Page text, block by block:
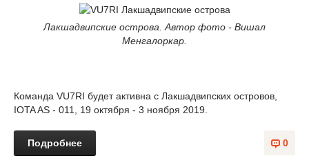
Лакшадвипские острова. Автор фото - Вишал
Менгалоркар.
Команда VU7RI будет активна с Лакшадвипских островов,
IOTA AS - 011, 19 октября - 3 ноября 2019.
0
Подробнее